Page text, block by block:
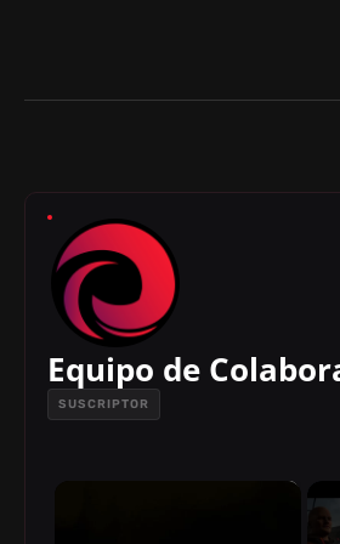
Equipo de
SUSCRIPTOR
×